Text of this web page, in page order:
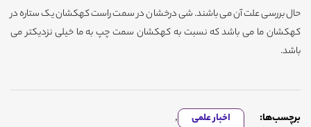
حال بررسی علت آن می باشند. شی درخشان در سمت راست کهکشان یک ستاره در
کهکشان ما می باشد که نسبت به کهکشان سمت چپ به ما خیلی نزدیکتر می
باشد.
برچسب‌ها: اخبار علمی ,